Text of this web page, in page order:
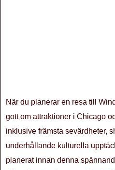
När du planerar en resa till
gott om attraktioner i Chicago
inklusive främsta sevärdheter,
underhållande kulturella
planerat innan denna